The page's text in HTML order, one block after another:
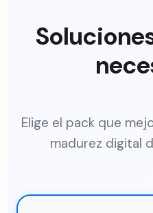
Elige el pack que
madurez digital